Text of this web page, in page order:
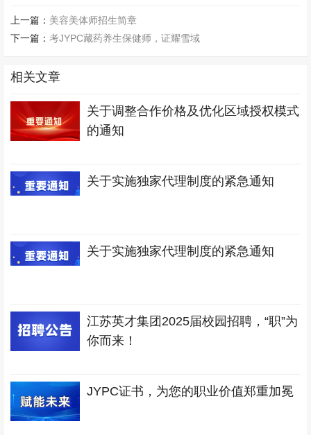
上一篇： 美容美体师招生简章
下一篇：考JYPC藏药养生保健师，证耀雪域
相关文章
关于调整合作价格及优化区域授权模式
的通知
关于实施独家代理制度的紧急通知
关于实施独家代理制度的紧急通知
江苏英才集团2025届校园招聘，“职”为
你而来！
JYPC证书，为您的职业价值郑重加冕